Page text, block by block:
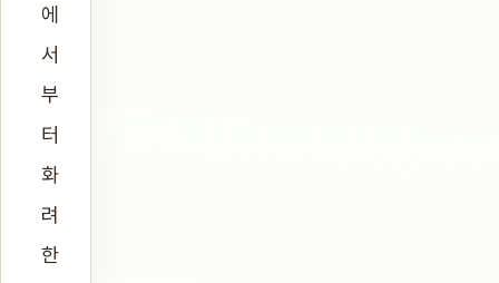
에
서
부
터
화
려
한